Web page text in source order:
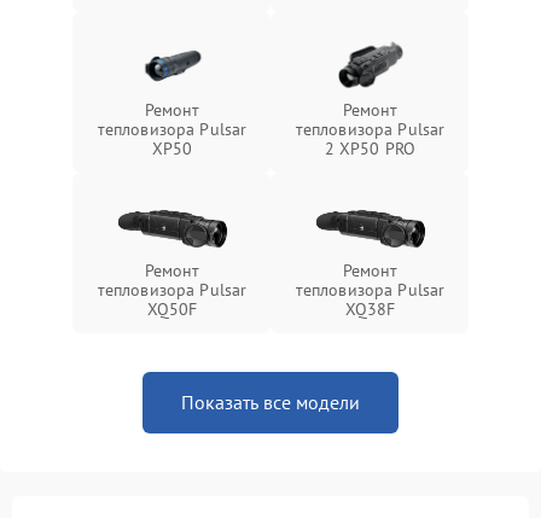
Ремонт
тепловизора Pulsar
XP50
Ремонт
тепловизора Pulsar
2 XP50 PRO
Ремонт
тепловизора Pulsar
XQ50F
Ремонт
тепловизора Pulsar
XQ38F
Показать все модели